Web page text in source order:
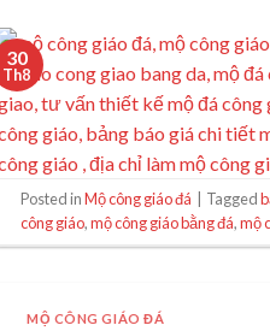
30
Th8
Posted inMộ công giáo đá Tagged
công giáo,mộ công giáo bằng đá,mộ
MỘ CÔNG GIÁO ĐÁ